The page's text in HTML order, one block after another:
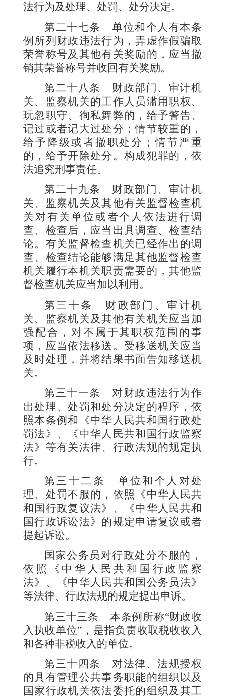
法行为及处理、处罚、处分决定。
第二十七条单位和个人有本条
例所列财政违法行为，弄虚作假骗取
荣誉称号及其他有关奖励的，应当撤
销其荣誉称号并收回有关奖励。
第二十八条 财政部门、审计机
关、监察机关的工作人员滥用职权、
玩忽职守、徇私舞弊的，给予警告、
记过或者记大过处分；情节较重的，
给予降级或者撤职处分；情节严重
的，给予开除处分。构成犯罪的，依
法追究刑事责任。
第二十九条 财政部门、审计机
关、监察机关及其他有关监督检查机
关对有关单位或者个人依法进行调
查、检查后，应当出具调查、检查结
论。有关监督检查机关已经作出的调
查、检查结论能够满足其他监督检查
机关履行本机关职责需要的，其他监
督检查机关应当加以利用。
第三十条 财政部门、审计机
关、监察机关及其他有关机关应当加
强配合，对不属于其职权范围的事
项，应当依法移送。受移送机关应当
及时处理，并将结果书面告知移送机
关。
第三十一条对财政违法行为作
出处理、处罚和处分决定的程序，依
照本条例和《中华人民共和国行政处
罚法》、《中华人民共和国行政监察
法》等有关法律、行政法规的规定执
行。
第三十二条 单位和个人对处
理、处罚不服的，依照《中华人民共
和国行政复议法》、《中华人民共和
国行政诉讼法》的规定申请复议或者
提起诉讼。
国家公务员对行政处分不服的，
依照《中华人民共和国行政监察
法》、《中华人民共和国公务员法》
等法律、行政法规的规定提出申诉。
第三十三条 本条例所称“财政收
入执收单位” ，是指负责收取税收收入
和各种非税收入的单位。
第三十四条对法律、法规授权
的具有管理公共事务职能的组织以及
国家行政机关依法委托的组织及其工